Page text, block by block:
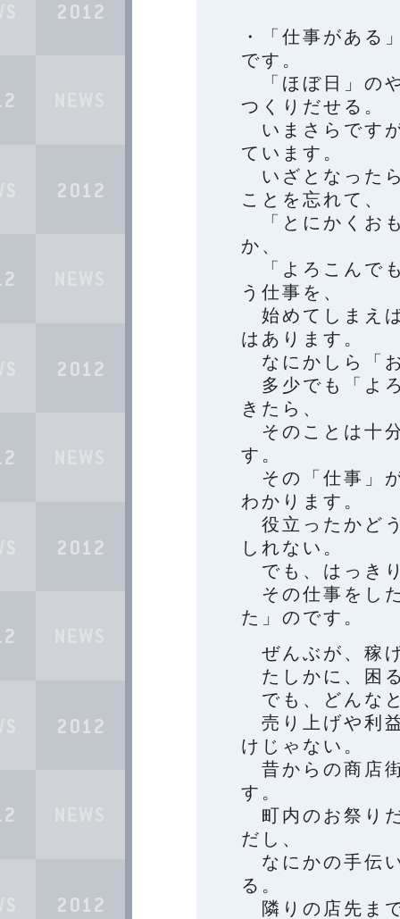
・「仕事がある
です。
「ほぼ日」の
つくりだせる。
いまさらです
ています。
いざとなった
ことを忘れて、
「とにかくお
か、
「よろこんで
う仕事を、
始めてしまえ
はあります。
なにかしら「
多少でも「よ
きたら、
そのことは十
す。
その「仕事」
わかります。
役立ったかど
しれない。
でも、はっき
その仕事をし
た」のです。
ぜんぶが、稼
たしかに、困
でも、どんな
売り上げや利
けじゃない。
昔からの商店
す。
町内のお祭り
だし、
なにかの手伝
る。
隣りの店先ま